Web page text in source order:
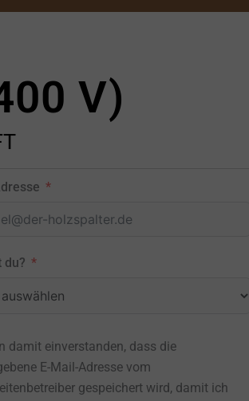
V)
du?
damit einverstanden, dass die
E-Mail-Adresse vom
gespeichert wird, damit ich